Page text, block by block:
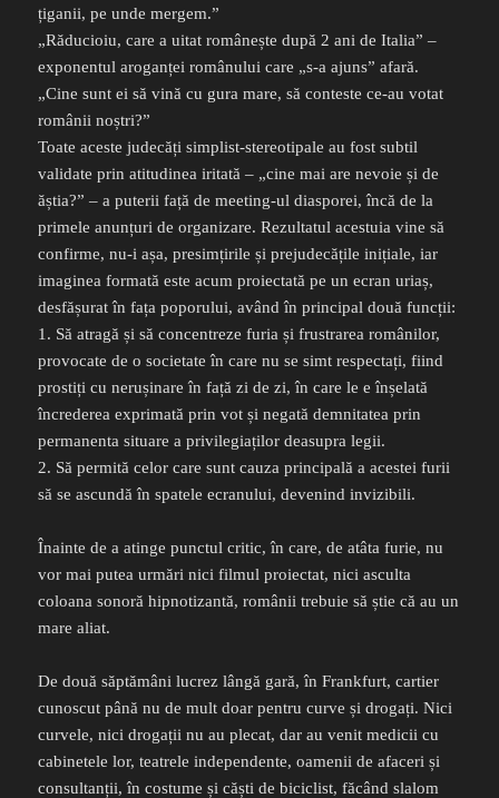
țiganii, pe unde mergem.”
„Răducioiu, care a uitat românește după 2 ani de Italia” –
exponentul aroganței românului care „s-a ajuns” afară.
„Cine sunt ei să vină cu gura mare, să conteste ce-au votat
românii noștri?”
Toate aceste judecăți simplist-stereotipale au fost subtil
validate prin atitudinea iritată – „cine mai are nevoie și de
ăștia?” – a puterii față de meeting-ul diasporei, încă de la
primele anunțuri de organizare. Rezultatul acestuia vine să
confirme, nu-i așa, presimțirile și prejudecățile inițiale, iar
imaginea formată este acum proiectată pe un ecran uriaș,
desfășurat în fața poporului, având în principal două funcții:
1. Să atragă și să concentreze furia și frustrarea românilor,
provocate de o societate în care nu se simt respectați, fiind
prostiți cu nerușinare în față zi de zi, în care le e înșelată
încrederea exprimată prin vot și negată demnitatea prin
permanenta situare a privilegiaților deasupra legii.
2. Să permită celor care sunt cauza principală a acestei furii
să se ascundă în spatele ecranului, devenind invizibili.
Înainte de a atinge punctul critic, în care, de atâta furie, nu
vor mai putea urmări nici filmul proiectat, nici asculta
coloana sonoră hipnotizantă, românii trebuie să știe că au un
mare aliat.
De două săptămâni lucrez lângă gară, în Frankfurt, cartier
cunoscut până nu de mult doar pentru curve și drogați. Nici
curvele, nici drogații nu au plecat, dar au venit medicii cu
cabinetele lor, teatrele independente, oamenii de afaceri și
consultanții, în costume și căști de biciclist, făcând slalom